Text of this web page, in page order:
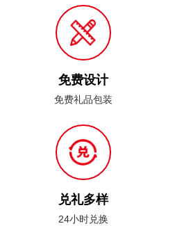
免费设计
免费礼品包装
兑礼多样
24小时兑换